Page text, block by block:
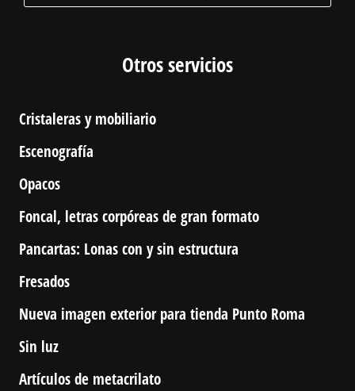
Otros servicios
Cristaleras y mobiliario
Escenografía
Opacos
Foncal, letras corpóreas de gran formato
Pancartas: Lonas con y sin estructura
Fresados
Nueva imagen exterior para tienda Punto Roma
Sin luz
Artículos de metacrilato